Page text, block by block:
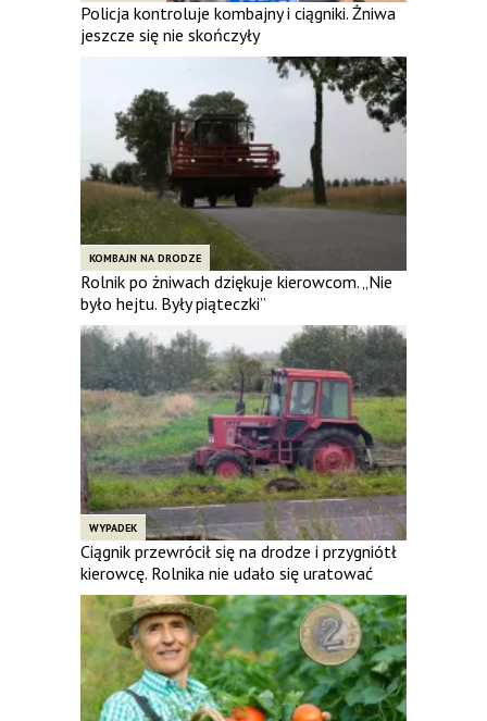
Policja kontroluje kombajny i ciągniki. Żniwa
jeszcze się nie skończyły
KOMBAJN NA DRODZE
Rolnik po żniwach dziękuje kierowcom. „Nie
było hejtu. Były piąteczki”
WYPADEK
Ciągnik przewrócił się na drodze i przygniótł
kierowcę. Rolnika nie udało się uratować